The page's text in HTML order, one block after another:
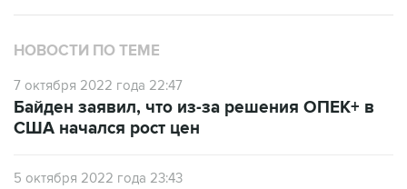
НОВОСТИ ПО ТЕМЕ
7 октября 2022 года 22:47
Байден заявил, что из-за решения ОПЕК+ в
США начался рост цен
5 октября 2022 года 23:43